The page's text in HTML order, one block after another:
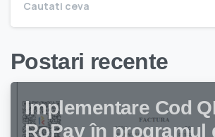
Postari recente
Implementare Cod
RoPay în programul